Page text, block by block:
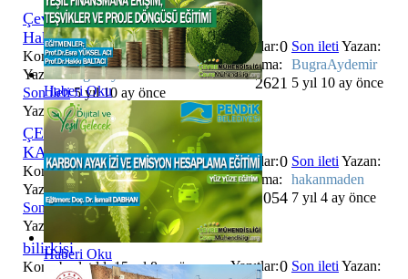
Haberi Oku
Haberi Oku
Çevre Görevlisi Olmak
Hakkında
Konu başlatıldı 5 yıl 10 ay önce,
Yazan:BugraAydemir
Son ileti5 yıl 10 ay önce
Yazan:BugraAydemir
Yanıtlar:0
Bakılma:
2621
Son ileti Yazan:
BugraAydemir
5 yıl 10 ay önce
ÇEVRE MÜHENDİSİ'NİN
KARİYER YOLCULUĞU
Konu başlatıldı 7 yıl 4 ay önce,
Yazan:hakanmaden
Son ileti7 yıl 4 ay önce
Yazan:
hakanmaden
Yanıtlar:0
Bakılma:
2054
Son ileti Yazan:
hakanmaden
7 yıl 4 ay önce
bilirkişi
Konu başlatıldı 15 yıl 8 ay önce,
Yanıtlar:0 Son ileti Yazan: